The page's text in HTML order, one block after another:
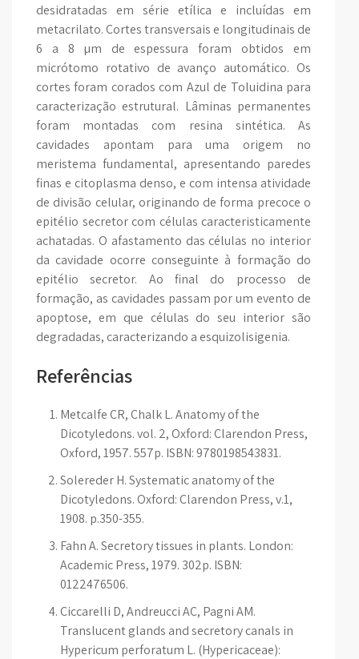
desidratadas em série etílica e incluídas em
metacrilato. Cortes transversais e longitudinais de
6 a 8 µm de espessura foram obtidos em
micrótomo rotativo de avanço automático. Os
cortes foram corados com Azul de Toluidina para
caracterização estrutural. Lâminas permanentes
foram montadas com resina sintética. As
cavidades apontam para uma origem no
meristema fundamental, apresentando paredes
finas e citoplasma denso, e com intensa atividade
de divisão celular, originando de forma precoce o
epitélio secretor com células caracteristicamente
achatadas. O afastamento das células no interior
da cavidade ocorre conseguinte à formação do
epitélio secretor. Ao final do processo de
formação, as cavidades passam por um evento de
apoptose, em que células do seu interior são
degradadas, caracterizando a esquizolisigenia.
Referências
Metcalfe CR, Chalk L. Anatomy of the
Dicotyledons. vol. 2, Oxford: Clarendon Press,
Oxford, 1957. 557p. ISBN: 9780198543831.
Solereder H. Systematic anatomy of the
Dicotyledons. Oxford: Clarendon Press, v.1,
1908. p.350-355.
Fahn A. Secretory tissues in plants. London:
Academic Press, 1979. 302p. ISBN:
0122476506.
Ciccarelli D, Andreucci AC, Pagni AM.
Translucent glands and secretory canals in
Hypericum perforatum L. (Hypericaceae):